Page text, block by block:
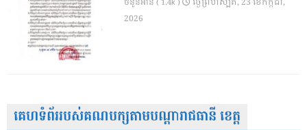
2026
គេហទំព័ររបស់គណបក្សតាមបណ្តារាជធានី ខេត្ត